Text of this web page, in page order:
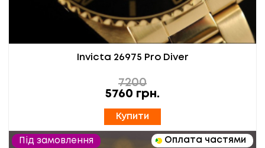
Invicta 26975 Pro Diver
7200
5760 грн.
Купити
Під замовлення Оплата частями